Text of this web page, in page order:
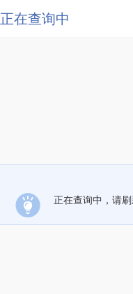
正在查询中
正在查询中，请